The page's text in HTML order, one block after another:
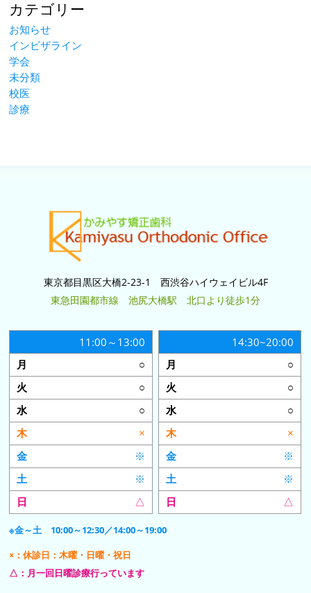
カテゴリー
お知らせ
インビザライン
学会
未分類
校医
診療
東京都目黒区大橋2-23-1 西渋谷ハイウェイビル4F
東急田園都市線 池尻大橋駅 北口より徒歩1分
11:00～13:00
○
○
○
×
※
※
△
14:30~20:00
○
○
○
×
※
※
△
※金～土 10:00～12:30／14:00～19:00
×：休診日：木曜・日曜・祝日
△：月一回日曜診療行っています